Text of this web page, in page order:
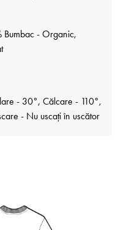
Bumbac - Organic,
- 30°, Călcare - 110°,
- Nu uscați în uscător